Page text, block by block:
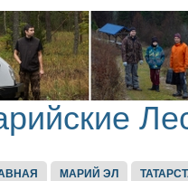
МАРИЙ ЭЛ